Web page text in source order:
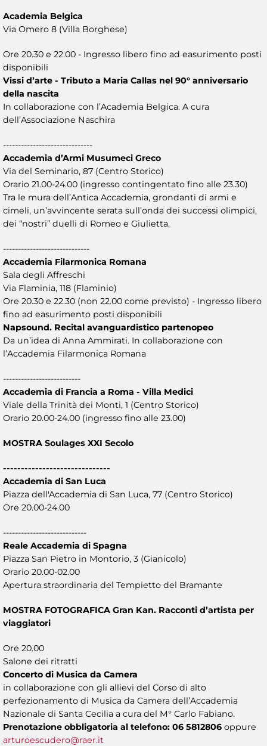
Academia Belgica
Via Omero 8 (Villa Borghese)
Ore 20.30 e 22.00 - Ingresso libero fino ad easurimento posti
disponibili
Vissi d’arte - Tributo a Maria Callas nel 90° anniversario
della nascita
In collaborazione con l’Academia Belgica. A cura
dell’Associazione Naschira
------------------------------
Accademia d’Armi Musumeci Greco
Via del Seminario, 87 (Centro Storico)
Orario 21.00-24.00 (ingresso contingentato fino alle 23.30)
Tra le mura dell’Antica Accademia, grondanti di armi e
cimeli, un’avvincente serata sull’onda dei successi olimpici,
dei “nostri” duelli di Romeo e Giulietta.
-----------------------------
Accademia Filarmonica Romana
Sala degli Affreschi
Via Flaminia, 118 (Flaminio)
Ore 20.30 e 22.30 (non 22.00 come previsto) - Ingresso libero
fino ad easurimento posti disponibili
Napsound. Recital avanguardistico partenopeo
Da un’idea di Anna Ammirati. In collaborazione con
l’Accademia Filarmonica Romana
--------------------------
Accademia di Francia a Roma - Villa Medici
Viale della Trinità dei Monti, 1 (Centro Storico)
Orario 20.00-24.00 (ingresso fino alle 23.00)
MOSTRA Soulages XXI Secolo
------------------------------
Accademia di San Luca
Piazza dell'Accademia di San Luca, 77 (Centro Storico)
Ore 20.00-24.00
----------------------------
Reale Accademia di Spagna
Piazza San Pietro in Montorio, 3 (Gianicolo)
Orario 20.00-02.00
Apertura straordinaria del Tempietto del Bramante
MOSTRA FOTOGRAFICA Gran Kan. Racconti d’artista per
viaggiatori
Ore 20.00
Salone dei ritratti
Concerto di Musica da Camera
in collaborazione con gli allievi del Corso di alto
perfezionamento di Musica da Camera dell’Accademia
Nazionale di Santa Cecilia a cura del M° Carlo Fabiano.
Prenotazione obbligatoria al telefono: 06 5812806 oppure
arturoescudero@raer.it